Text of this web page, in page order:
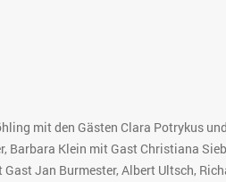
mit den Gästen Clara Potrykus
Klein mit Gast Christiana
Jan Burmester, Albert Ultsch,